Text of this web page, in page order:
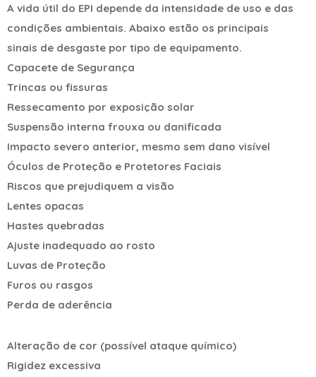
A vida útil do EPI depende da intensidade de uso e das
condições ambientais. Abaixo estão os principais
sinais de desgaste por tipo de equipamento.
Capacete de Segurança
Trincas ou fissuras
Ressecamento por exposição solar
Suspensão interna frouxa ou danificada
Impacto severo anterior, mesmo sem dano visível
Óculos de Proteção e Protetores Faciais
Riscos que prejudiquem a visão
Lentes opacas
Hastes quebradas
Ajuste inadequado ao rosto
Luvas de Proteção
Furos ou rasgos
Perda de aderência
Alteração de cor (possível ataque químico)
Rigidez excessiva